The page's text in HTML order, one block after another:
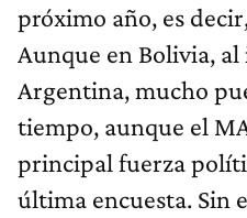
próximo año, es
Aunque en Bolivia, al
Argentina, mucho
tiempo, aunque el
principal fuerza
última encuesta. Sin